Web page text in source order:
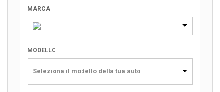
MARCA
MODELLO
Seleziona il modello della tua auto